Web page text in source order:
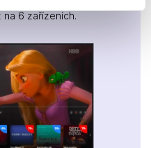
jde odkudkoliv
na 6 zařízeních.